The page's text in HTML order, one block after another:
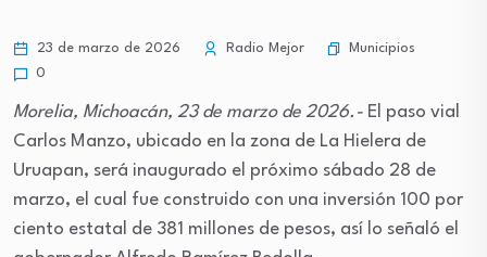
23 de marzo de 2026 Radio Mejor
Municipios
0
Morelia, Michoacán, 23 de marzo de 2026.- El paso vial
Carlos Manzo, ubicado en la zona de La Hielera de
Uruapan, será inaugurado el próximo sábado 28 de
marzo, el cual fue construido con una inversión 100 por
ciento estatal de 381 millones de pesos, así lo señaló el